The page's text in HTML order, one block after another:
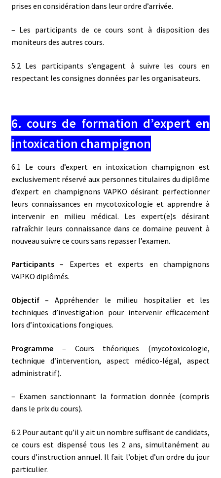
prises en considération dans leur ordre d’arrivée.
– Les participants de ce cours sont à disposition des
moniteurs des autres cours.
5.2 Les participants s’engagent à suivre les cours en
respectant les consignes données par les organisateurs.
6. cours de formation d’expert en
intoxication champignon
6.1 Le cours d’expert en intoxication champignon est
exclusivement réservé aux personnes titulaires du diplôme
d’expert en champignons VAPKO désirant perfectionner
leurs connaissances en mycotoxicologie et apprendre à
intervenir en milieu médical. Les expert(e)s désirant
rafraîchir leurs connaissance dans ce domaine peuvent à
nouveau suivre ce cours sans repasser l’examen.
Participants– Expertes et experts en champignons
VAPKO diplômés.
Objectif– Appréhender le milieu hospitalier et les
techniques d’investigation pour intervenir efficacement
lors d’intoxications fongiques.
Programme– Cours théoriques (mycotoxicologie,
technique d’intervention, aspect médico-légal, aspect
administratif).
– Examen sanctionnant la formation donnée (compris
dans le prix du cours).
6.2 Pour autant qu’il y ait un nombre suffisant de candidats,
ce cours est dispensé tous les 2 ans, simultanément au
cours d’instruction annuel. Il fait l’objet d’un ordre du jour
particulier.